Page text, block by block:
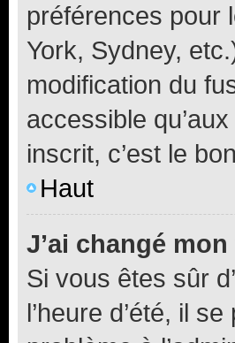
préférences pour
York, Sydney,
modification du
accessible
inscrit, c’est le
Haut
J’ai changé
Si vous êtes sûr
l’heure d’été, il